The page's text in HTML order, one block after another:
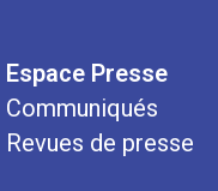
Espace Presse
Communiqués
Revues de presse